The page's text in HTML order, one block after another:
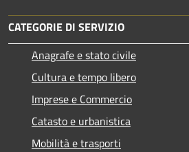
CATEGORIE DI SERVIZIO
Anagrafe e stato civile
Cultura e tempo libero
Imprese e Commercio
Catasto e urbanistica
Mobilità e trasporti